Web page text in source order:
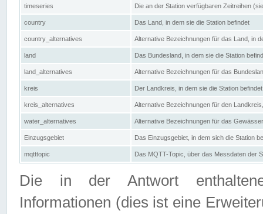
timeseries Die an der Station verfügbaren Zeitreihen
country Das Land, in dem sie die Station befindet
country_alternatives Alternative Bezeichnungen für das Land, in
land Das Bundesland, in dem sie die Station
land_alternatives Alternative Bezeichnungen für das
kreis Der Landkreis, in dem sie die Station befindet
kreis_alternatives Alternative Bezeichnungen für den
water_alternatives Alternative Bezeichnungen für das
Einzugsgebiet Das Einzugsgebiet, in dem sich die Station
mqtttopic Das MQTT-Topic, über das Messdaten der
Die in der Antwort
Informationen (dies ist eine